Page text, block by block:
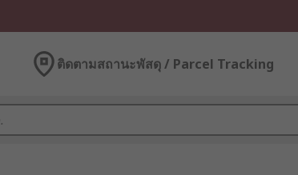
ติดตามสถานะพัสดุ / Parcel Tracking